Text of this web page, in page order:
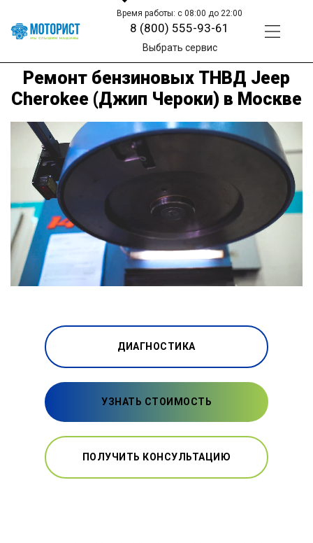
Время работы: с 08:00 до 22:00
8 (800) 555-93-61
Выбрать сервис
Ремонт бензиновых ТНВД Jeep
Cherokee (Джип Чероки) в Москве
ДИАГНОСТИКА
УЗНАТЬ СТОИМОСТЬ
ПОЛУЧИТЬ КОНСУЛЬТАЦИЮ